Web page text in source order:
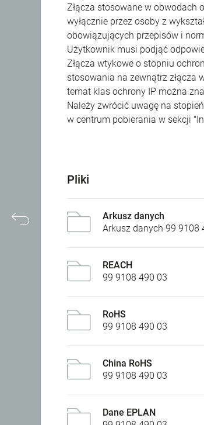
Złącza stosowane w obwodach
wyłącznie przez osoby z
obowiązujących przepisów i
Użytkownik musi podjąć
Złącza wtykowe o stopniu
stosowania na zewnątrz złącza
temat klas ochrony IP można
Należy zwrócić uwagę na
w centrum pobierania w sekcji
Pliki
Arkusz danych
Arkusz danych 99 9108
REACH
99 9108 490 03
RoHS
99 9108 490 03
China RoHS
99 9108 490 03
Dane EPLAN